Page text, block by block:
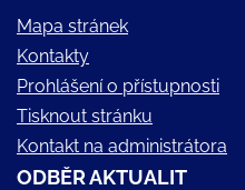
Mapa stránek
Kontakty
Prohlášení o přístupnosti
Tisknout stránku
Kontakt na administrátora
ODBĚR AKTUALIT